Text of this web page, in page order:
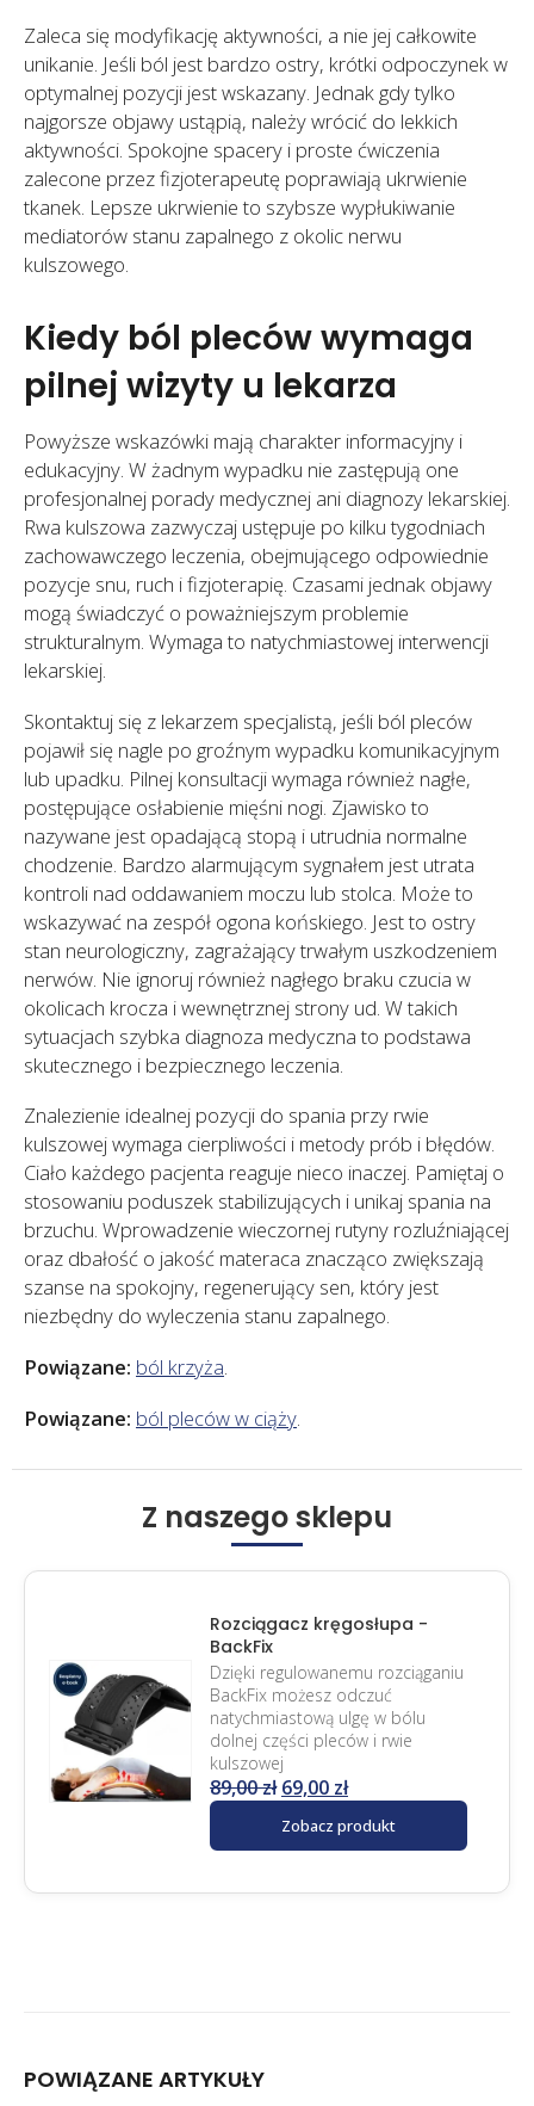
Zaleca się modyfikację aktywności, a nie jej całkowite
unikanie. Jeśli ból jest bardzo ostry, krótki odpoczynek w
optymalnej pozycji jest wskazany. Jednak gdy tylko
najgorsze objawy ustąpią, należy wrócić do lekkich
aktywności. Spokojne spacery i proste ćwiczenia
zalecone przez fizjoterapeutę poprawiają ukrwienie
tkanek. Lepsze ukrwienie to szybsze wypłukiwanie
mediatorów stanu zapalnego z okolic nerwu
kulszowego.
Kiedy ból pleców wymaga
pilnej wizyty u lekarza
Powyższe wskazówki mają charakter informacyjny i
edukacyjny. W żadnym wypadku nie zastępują one
profesjonalnej porady medycznej ani diagnozy lekarskiej.
Rwa kulszowa zazwyczaj ustępuje po kilku tygodniach
zachowawczego leczenia, obejmującego odpowiednie
pozycje snu, ruch i fizjoterapię. Czasami jednak objawy
mogą świadczyć o poważniejszym problemie
strukturalnym. Wymaga to natychmiastowej interwencji
lekarskiej.
Skontaktuj się z lekarzem specjalistą, jeśli ból pleców
pojawił się nagle po groźnym wypadku komunikacyjnym
lub upadku. Pilnej konsultacji wymaga również nagłe,
postępujące osłabienie mięśni nogi. Zjawisko to
nazywane jest opadającą stopą i utrudnia normalne
chodzenie. Bardzo alarmującym sygnałem jest utrata
kontroli nad oddawaniem moczu lub stolca. Może to
wskazywać na zespół ogona końskiego. Jest to ostry
stan neurologiczny, zagrażający trwałym uszkodzeniem
nerwów. Nie ignoruj również nagłego braku czucia w
okolicach krocza i wewnętrznej strony ud. W takich
sytuacjach szybka diagnoza medyczna to podstawa
skutecznego i bezpiecznego leczenia.
Znalezienie idealnej pozycji do spania przy rwie
kulszowej wymaga cierpliwości i metody prób i błędów.
Ciało każdego pacjenta reaguje nieco inaczej. Pamiętaj o
stosowaniu poduszek stabilizujących i unikaj spania na
brzuchu. Wprowadzenie wieczornej rutyny rozluźniającej
oraz dbałość o jakość materaca znacząco zwiększają
szanse na spokojny, regenerujący sen, który jest
niezbędny do wyleczenia stanu zapalnego.
Powiązane: ból krzyża.
Powiązane: ból pleców w ciąży.
Z naszego sklepu
Rozciągacz kręgosłupa -
BackFix
Dzięki regulowanemu rozciąganiu
BackFix możesz odczuć
natychmiastową ulgę w bólu
dolnej części pleców i rwie
kulszowej
89,00zł 69,00 zł
Zobacz produkt
POWIĄZANE ARTYKUŁY